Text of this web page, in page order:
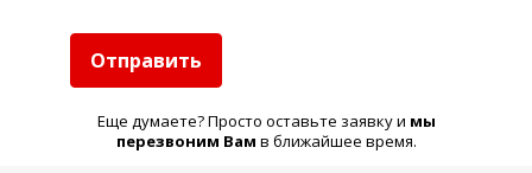
Отправить
Еще думаете? Просто оставьте заявку и мы
перезвоним Вам в ближайшее время.